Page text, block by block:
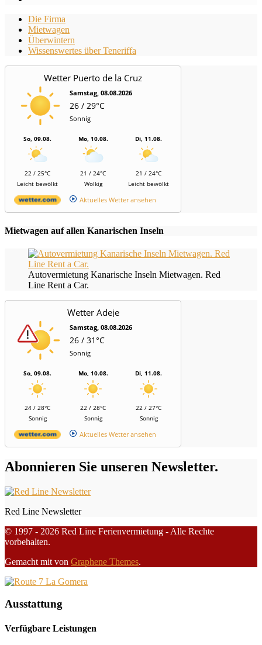
Die Firma
Mietwagen
Überwintern
Wissenswertes über Teneriffa
Wetter Puerto de la Cruz
Samstag, 08.08.2026
26 / 29°C
Sonnig
So, 09.08.
22 / 25°C
Leicht bewölkt
Mo, 10.08.
21 / 24°C
Wolkig
Di, 11.08.
21 / 24°C
Leicht bewölkt
Aktuelles Wetter ansehen
Mietwagen auf allen Kanarischen Inseln
Autovermietung Kanarische Inseln Mietwagen. Red
Line Rent a Car.
Wetter Adeje
Samstag, 08.08.2026
26 / 31°C
Sonnig
So, 09.08.
24 / 28°C
Sonnig
Mo, 10.08.
22 / 28°C
Sonnig
Di, 11.08.
22 / 27°C
Sonnig
Aktuelles Wetter ansehen
Abonnieren Sie unseren Newsletter.
Red Line Newsletter
© 1997 - 2026 Red Line Ferienvermietung - Alle Rechte
vorbehalten.
Gemacht mit von Graphene Themes.
Ausstattung
Verfügbare Leistungen